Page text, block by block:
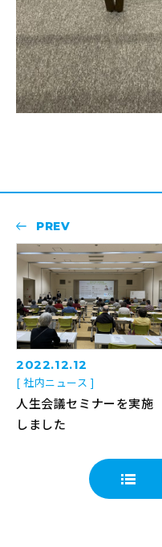
PREV
2022.12.12
[ 社内ニュース ]
人生会議セミナーを実施
しました